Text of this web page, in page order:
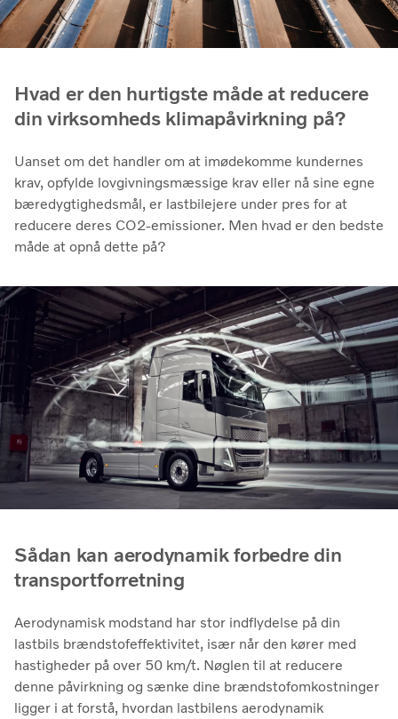
Hvad er den hurtigste måde at reducere
din virksomheds klimapåvirkning på?
Uanset om det handler om at imødekomme kundernes
krav, opfylde lovgivningsmæssige krav eller nå sine egne
bæredygtighedsmål, er lastbilejere under pres for at
reducere deres CO2-emissioner. Men hvad er den bedste
måde at opnå dette på?
Sådan kan aerodynamik forbedre din
transportforretning
Aerodynamisk modstand har stor indflydelse på din
lastbils brændstofeffektivitet, især når den kører med
hastigheder på over 50 km/t. Nøglen til at reducere
denne påvirkning og sænke dine brændstofomkostninger
ligger i at forstå, hvordan lastbilens aerodynamik